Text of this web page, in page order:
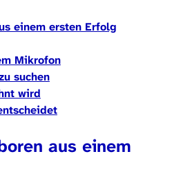
einem ersten Erfolg
Mikrofon
suchen
wird
aus einem